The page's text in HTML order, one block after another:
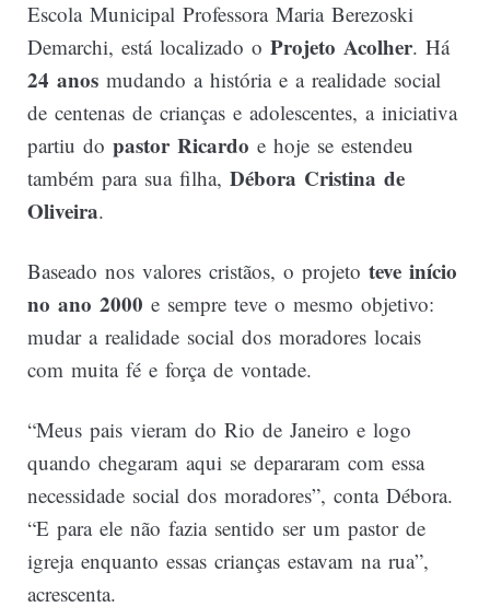
Escola Municipal Professora Maria Berezoski
Demarchi, está localizado o Projeto Acolher. Há
24 anos mudando a história e a realidade social
de centenas de crianças e adolescentes, a iniciativa
partiu do pastor Ricardo e hoje se estendeu
também para sua filha, Débora Cristina de
Oliveira.
Baseado nos valores cristãos, o projeto teve início
no ano 2000 e sempre teve o mesmo objetivo:
mudar a realidade social dos moradores locais
com muita fé e força de vontade.
“Meus pais vieram do Rio de Janeiro e logo
quando chegaram aqui se depararam com essa
necessidade social dos moradores”, conta Débora.
“E para ele não fazia sentido ser um pastor de
igreja enquanto essas crianças estavam na rua”,
acrescenta.